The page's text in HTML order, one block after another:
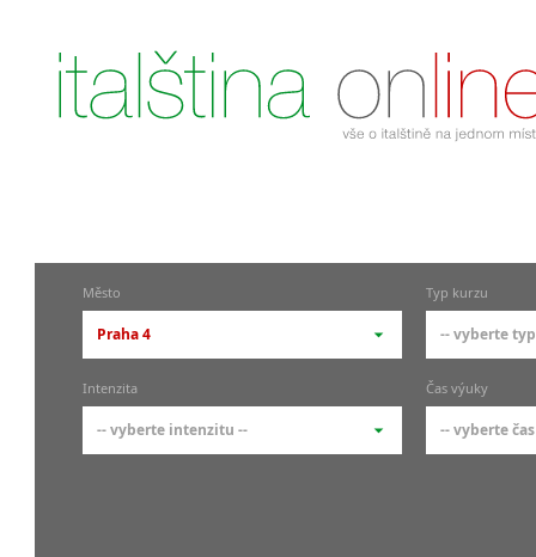
Město
Praha 4
-- vyberte město --
pražské městské části
Typ kurzu
-- vyberte
-- vyberte
Intenzita
-- vyberte intenzitu --
Čas výuky
-- vyberte